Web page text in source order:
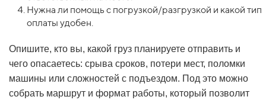
Нужна ли помощь с погрузкой/разгрузкой и какой тип
оплаты удобен.
Опишите, кто вы, какой груз планируете отправить и
чего опасаетесь: срыва сроков, потери мест, поломки
машины или сложностей с подъездом. Под это можно
собрать маршрут и формат работы, который позволит